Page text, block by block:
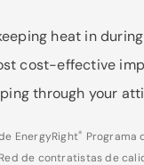
heat in
cost-effective
through your
EnergyRight® Programa
de contratistas de